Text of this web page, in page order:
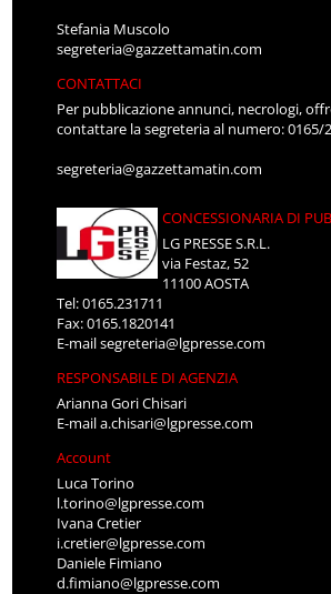
Stefania Muscolo
segreteria@gazzettamatin.com
CONTATTACI
Per pubblicazione annunci, necrologi,
contattare la segreteria al numero: 0165/
segreteria@gazzettamatin.com
CONCESSIONARIA DI
LG PRESSE S.R.L.
via Festaz, 52
11100 AOSTA
Tel: 0165.231711
Fax: 0165.1820141
E-mailsegreteria@lgpresse.com
RESPONSABILE DI AGENZIA
Arianna Gori Chisari
E-maila.chisari@lgpresse.com
Account
Luca Torino
l.torino@lgpresse.com
Ivana Cretier
i.cretier@lgpresse.com
Daniele Fimiano
d.fimiano@lgpresse.com